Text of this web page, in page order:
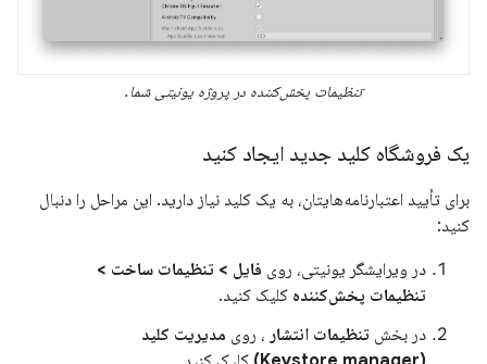
تنظیمات پخش‌کننده در پروژه یونیتی شما.
یک فروشگاه کلید جدید ایجاد کنید
برای تأیید اعتبارنامه‌هایتان، به یک کلید نیاز دارید. این مراحل را دنبال
کنید:
در ویرایشگر یونیتی، روی فایل > تنظیمات ساخت >
تنظیمات پخش‌کننده کلیک کنید.
در بخش تنظیمات انتشار ، روی مدیریت کلید